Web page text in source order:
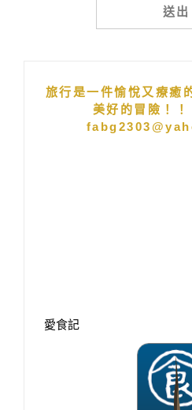
旅行是一件愉悅又療癒
美好的冒險！
愛食記